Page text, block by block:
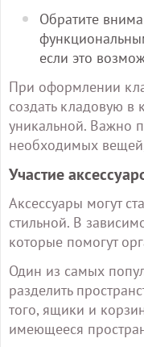
Обратите
если это
При оформлении
создать кладовую в
уникальной. Важно
необходимых
Участие
Аксессуары могут
стильной. В
которые помогут
Один из самых
разделить
того, ящики и
имеющееся